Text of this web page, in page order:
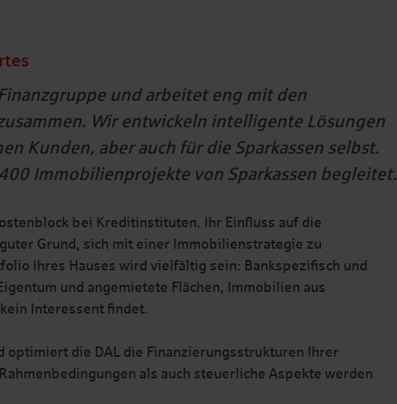
und arbeitet eng mit den
Wir entwickeln intelligente Lösungen
Kunden, aber auch für die Sparkassen selbst.
Immobilienprojekte von Sparkassen begleitet.
bei Kreditinstituten. Ihr Einfluss auf die
Grund, sich mit einer Immobilienstrategie zu
Ihres Hauses wird vielfältig sein: Bankspezifisch und
und angemietete Flächen, Immobilien aus
Interessent findet.
optimiert die DAL die Finanzierungsstrukturen Ihrer
als auch steuerliche Aspekte werden